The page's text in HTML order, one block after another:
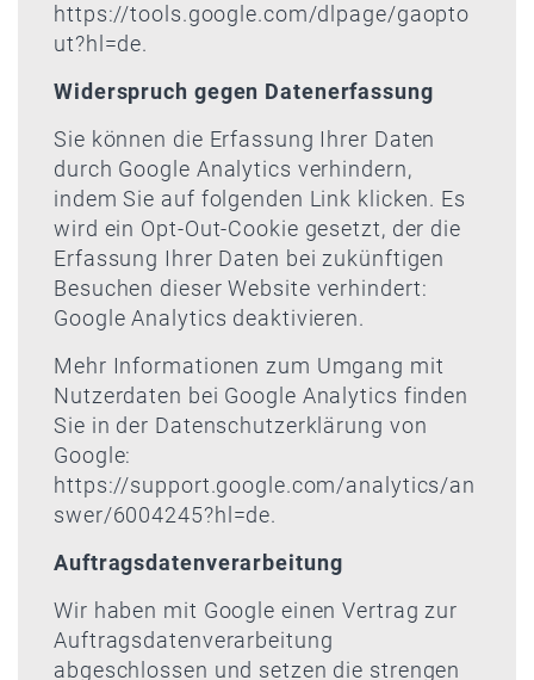
https://tools.google.com/dlpage/gaopto
ut?hl=de.
Widerspruch gegen Datenerfassung
Sie können die Erfassung Ihrer Daten
durch Google Analytics verhindern,
indem Sie auf folgenden Link klicken. Es
wird ein Opt-Out-Cookie gesetzt, der die
Erfassung Ihrer Daten bei zukünftigen
Besuchen dieser Website verhindert:
Google Analytics deaktivieren.
Mehr Informationen zum Umgang mit
Nutzerdaten bei Google Analytics finden
Sie in der Datenschutzerklärung von
Google:
https://support.google.com/analytics/an
swer/6004245?hl=de.
Auftragsdatenverarbeitung
Wir haben mit Google einen Vertrag zur
Auftragsdatenverarbeitung
abgeschlossen und setzen die strengen